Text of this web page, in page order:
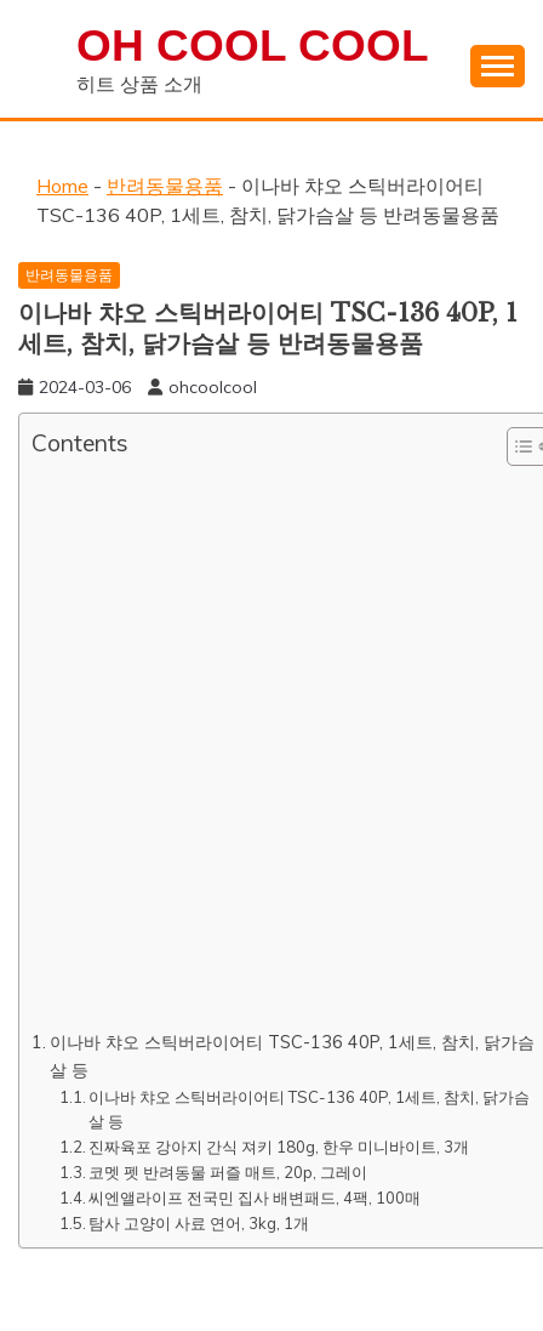
OH COOL COOL
히트 상품 소개
Home - 반려동물용품 - 이나바 챠오 스틱버라이어티
TSC-136 40P, 1세트, 참치, 닭가슴살 등 반려동물용품
반려동물용품
이나바 챠오 스틱버라이어티 TSC-136 40P, 1
세트, 참치, 닭가슴살 등 반려동물용품
2024-03-06 ohcoolcool
Contents
이나바 챠오 스틱버라이어티 TSC-136 40P, 1세트, 참치, 닭가슴
살 등
이나바 챠오 스틱버라이어티 TSC-136 40P, 1세트, 참치, 닭가슴
살 등
진짜육포 강아지 간식 져키 180g, 한우 미니바이트, 3개
코멧 펫 반려동물 퍼즐 매트, 20p, 그레이
씨엔앨라이프 전국민 집사 배변패드, 4팩, 100매
탐사 고양이 사료 연어, 3kg, 1개